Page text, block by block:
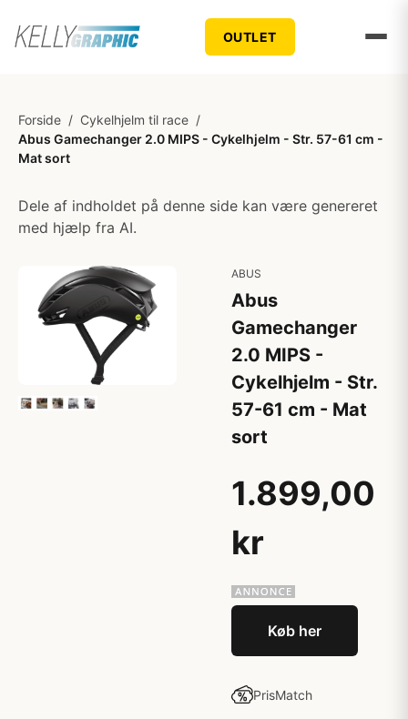
OUTLET
Forside / Cykelhjelm til race /
Abus Gamechanger 2.0 MIPS - Cykelhjelm - Str. 57-61 cm -
Mat sort
Dele af indholdet på denne side kan være genereret
med hjælp fra AI.
ABUS
Abus
Gamechanger
2.0 MIPS -
Cykelhjelm - Str.
57-61 cm - Mat
sort
1.899,00
kr
Køb her
PrisMatch